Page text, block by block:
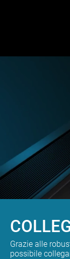
Grazie alle
possibile